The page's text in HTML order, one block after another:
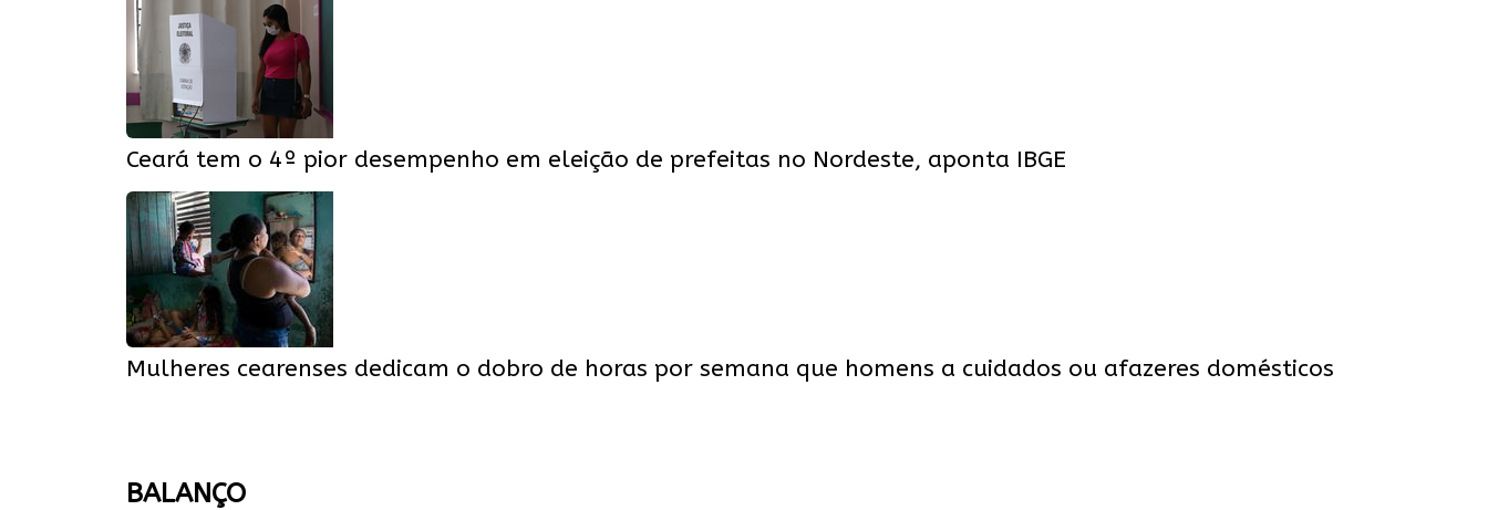
Ceará tem o 4º pior desempenho em eleição de prefeitas no Nordeste, aponta IBGE
Mulheres cearenses dedicam o dobro de horas por semana que homens a cuidados ou afazeres domésticos
BALANÇO